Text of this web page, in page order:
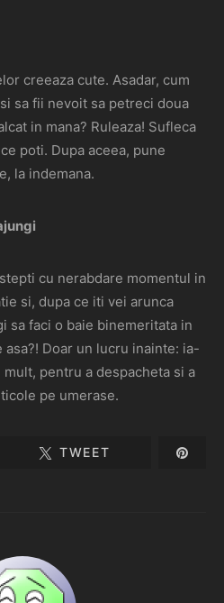
creeaza cute. Asadar, cum
sa fii nevoit sa petreci doua
in mana? Ruleaza! Sufleca
poti. Dupa aceea, pune
la indemana.
cu nerabdare momentul in
si, dupa ce iti vei arunca
sa faci o baie binemeritata in
asa?! Doar un lucru inainte: ia-
pentru a despacheta si a
pe umerase.
TWEET